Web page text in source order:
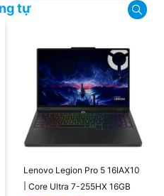
chóng nhất. Cùng xem ngay
tự
Lenovo Legion Pro 5 16IAX10
| Core Ultra 7-255HX 16GB